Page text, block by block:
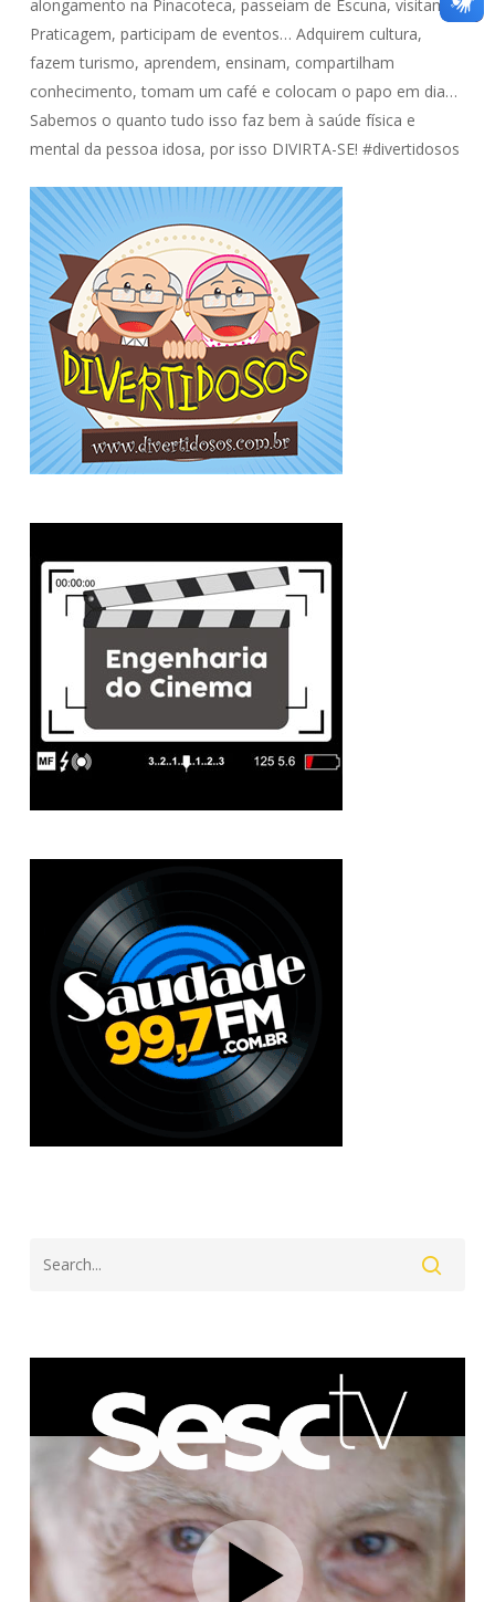
alongamento na Pinacoteca, passeiam de Escuna, visitam a
Praticagem, participam de eventos… Adquirem cultura,
fazem turismo, aprendem, ensinam, compartilham
conhecimento, tomam um café e colocam o papo em dia…
Sabemos o quanto tudo isso faz bem à saúde física e
mental da pessoa idosa, por isso DIVIRTA-SE! #divertidosos